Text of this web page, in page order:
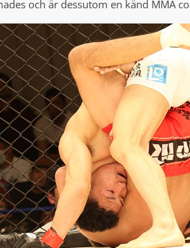
och är dessutom en känd MMA